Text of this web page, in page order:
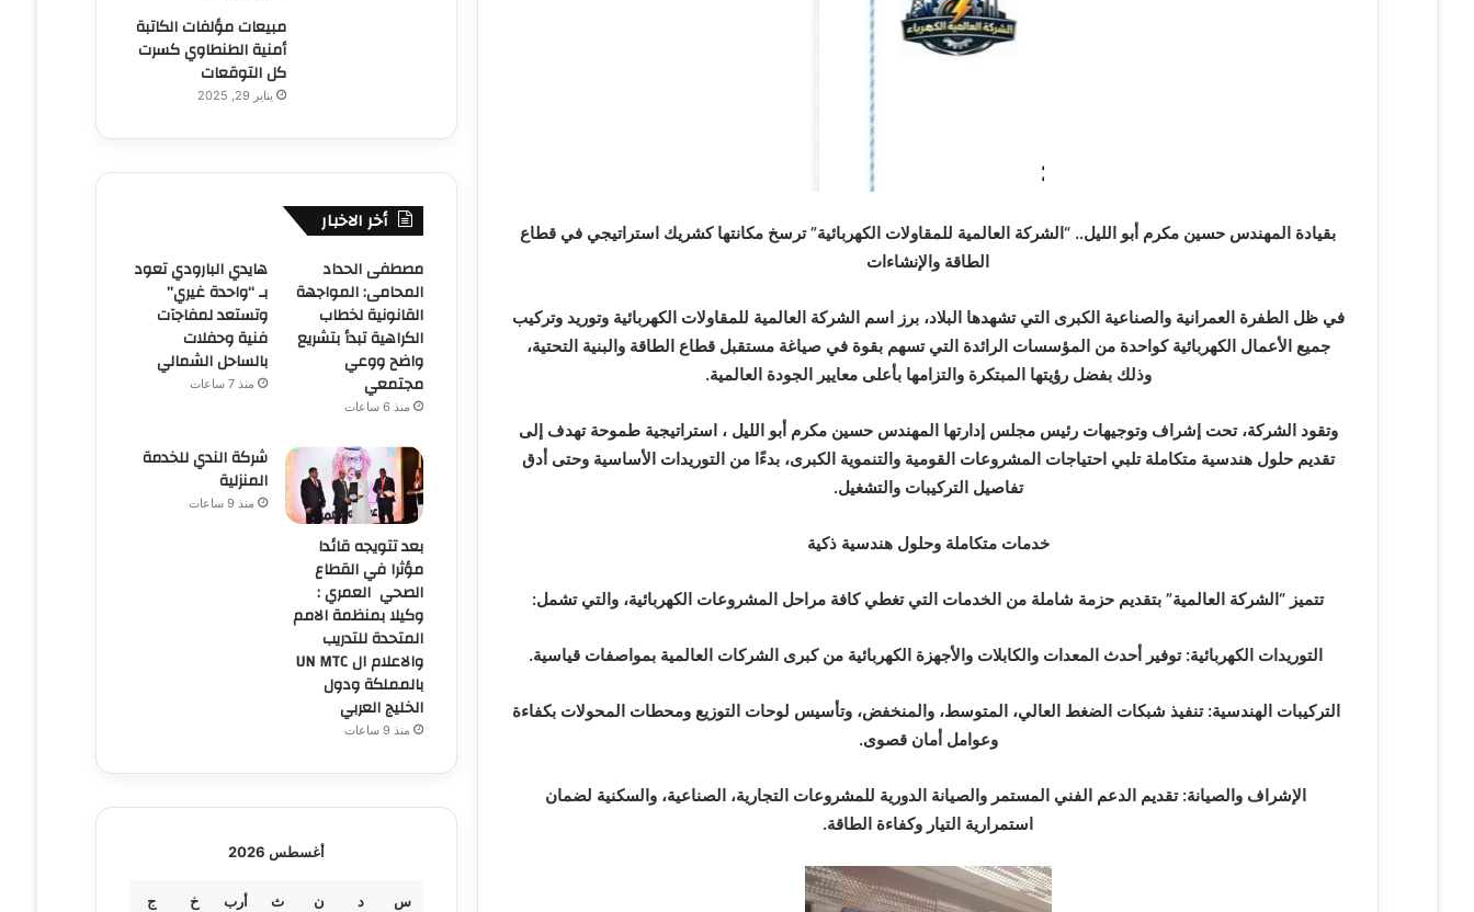
بقيادة المهندس حسين مكرم أبو الليل.. “الشركة العالمية للمقاولات الكهربائية” ترسخ مكانتها كشريك استراتيجي في قطاع
الطاقة والإنشاءات
في ظل الطفرة العمرانية والصناعية الكبرى التي تشهدها البلاد، برز اسم الشركة العالمية للمقاولات الكهربائية وتوريد وتركيب
جميع الأعمال الكهربائية كواحدة من المؤسسات الرائدة التي تسهم بقوة في صياغة مستقبل قطاع الطاقة والبنية التحتية،
وذلك بفضل رؤيتها المبتكرة والتزامها بأعلى معايير الجودة العالمية.
وتقود الشركة، تحت إشراف وتوجيهات رئيس مجلس إدارتها المهندس حسين مكرم أبو الليل ، استراتيجية طموحة تهدف إلى
تقديم حلول هندسية متكاملة تلبي احتياجات المشروعات القومية والتنموية الكبرى، بدءًا من التوريدات الأساسية وحتى أدق
تفاصيل التركيبات والتشغيل.
خدمات متكاملة وحلول هندسية ذكية
تتميز “الشركة العالمية” بتقديم حزمة شاملة من الخدمات التي تغطي كافة مراحل المشروعات الكهربائية، والتي تشمل:
التوريدات الكهربائية: توفير أحدث المعدات والكابلات والأجهزة الكهربائية من كبرى الشركات العالمية بمواصفات قياسية.
التركيبات الهندسية: تنفيذ شبكات الضغط العالي، المتوسط، والمنخفض، وتأسيس لوحات التوزيع ومحطات المحولات بكفاءة
وعوامل أمان قصوى.
الإشراف والصيانة: تقديم الدعم الفني المستمر والصيانة الدورية للمشروعات التجارية، الصناعية، والسكنية لضمان
استمرارية التيار وكفاءة الطاقة.
مبيعات مؤلفات الكاتبة
أمنية الطنطاوي كسرت
كل التوقعات
يناير 29, 2025
أخر الاخبار
مصطفى الحداد
المحامى: المواجهة
القانونية لخطاب
الكراهية تبدأ بتشريع
واضح ووعي
مجتمعي
منذ 6 ساعات
هايدي البارودي تعود
بـ “واحدة غيري”
وتستعد لمفاجآت
فنية وحفلات
بالساحل الشمالي
منذ 7 ساعات
بعد تتويجه قائدا
مؤثرا في القطاع
الصحي العمري :
وكيلا بمنظمة الامم
المتحدة للتدريب
والاعلام ال UN MTC
بالمملكة ودول
الخليج العربي
منذ 9 ساعات
شركة الندي للخدمة
المنزلية
منذ 9 ساعات
أغسطس 2026
س د ن ث أرب خ ج